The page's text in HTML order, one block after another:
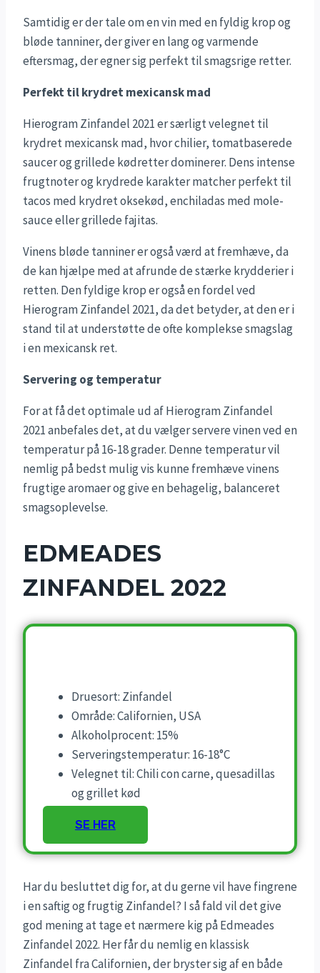
Samtidig er der tale om en vin med en fyldig krop og
bløde tanniner, der giver en lang og varmende
eftersmag, der egner sig perfekt til smagsrige retter.
Perfekt til krydret mexicansk mad
Hierogram Zinfandel 2021 er særligt velegnet til
krydret mexicansk mad, hvor chilier, tomatbaserede
saucer og grillede kødretter dominerer. Dens intense
frugtnoter og krydrede karakter matcher perfekt til
tacos med krydret oksekød, enchiladas med mole-
sauce eller grillede fajitas.
Vinens bløde tanniner er også værd at fremhæve, da
de kan hjælpe med at afrunde de stærke krydderier i
retten. Den fyldige krop er også en fordel ved
Hierogram Zinfandel 2021, da det betyder, at den er i
stand til at understøtte de ofte komplekse smagslag
i en mexicansk ret.
Servering og temperatur
For at få det optimale ud af Hierogram Zinfandel
2021 anbefales det, at du vælger servere vinen ved en
temperatur på 16-18 grader. Denne temperatur vil
nemlig på bedst mulig vis kunne fremhæve vinens
frugtige aromaer og give en behagelig, balanceret
smagsoplevelse.
EDMEADES
ZINFANDEL 2022
Druesort: Zinfandel
Område: Californien, USA
Alkoholprocent: 15%
Serveringstemperatur: 16-18°C
Velegnet til: Chili con carne, quesadillas
og grillet kød
SE HER
Har du besluttet dig for, at du gerne vil have fingrene
i en saftig og frugtig Zinfandel? I så fald vil det give
god mening at tage et nærmere kig på Edmeades
Zinfandel 2022. Her får du nemlig en klassisk
Zinfandel fra Californien, der bryster sig af en både